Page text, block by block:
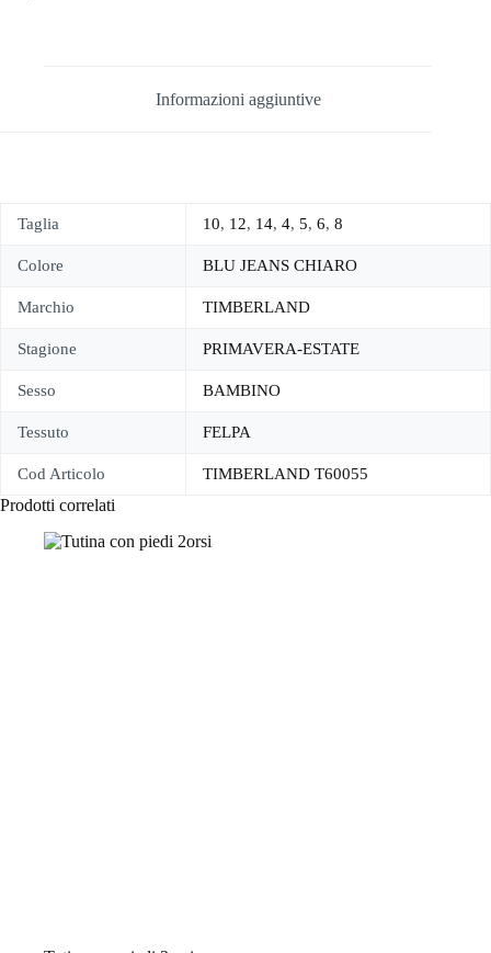
Informazioni aggiuntive
Taglia 10, 12, 14, 4, 5, 6, 8
Colore BLU JEANS CHIARO
Marchio TIMBERLAND
Stagione PRIMAVERA-ESTATE
Sesso BAMBINO
Tessuto FELPA
Cod Articolo TIMBERLAND T60055
Prodotti correlati